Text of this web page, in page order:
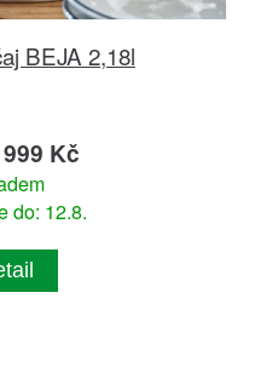
BEJA 2,18l
Kč
do: 12.8.